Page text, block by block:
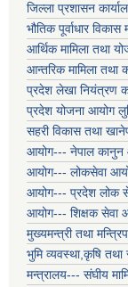
जिल्ला प्रशासन
भौतिक पूर्वाधार
आर्थिक मामिला तथा
आन्तरिक मामिला तथा
प्रदेश लेखा नियंत्रण
प्रदेश योजना आयोग
सहरी विकास तथा
आयोग--- नेपाल कानुन
आयोग--- लोकसेवा
आयोग--- प्रदेश लोक
आयोग--- शिक्षक सेवा
मुख्यमन्त्री तथा
भुमि व्यवस्था,कृषि तथा
मन्त्रालय--- संघीय